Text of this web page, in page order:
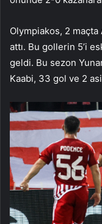
Olympiakos, 2
attı. Bu gollerin 5’i
geldi. Bu sezon
Kaabi, 33 gol ve 2